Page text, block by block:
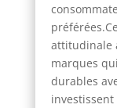
attitudinale
marques
durables